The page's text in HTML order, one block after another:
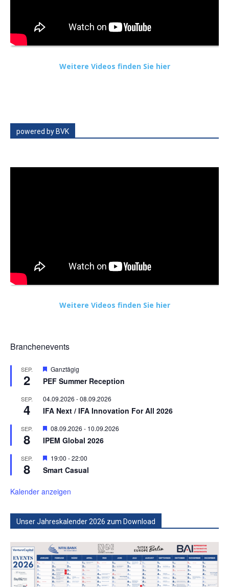
Weitere Videos finden Sie hier
powered by BVK
Weitere Videos finden Sie hier
Branchenevents
SEP.
2
Hervorgehoben
Ganztägig
PEF Summer Reception
SEP.
4
04.09.2026 -08.09.2026
IFA Next / IFA Innovation For All 2026
SEP.
8
Hervorgehoben
08.09.2026 - 10.09.2026
IPEM Global 2026
SEP.
8
Hervorgehoben
19:00 -22:00
Smart Casual
Kalender anzeigen
Unser Jahreskalender 2026 zum Download